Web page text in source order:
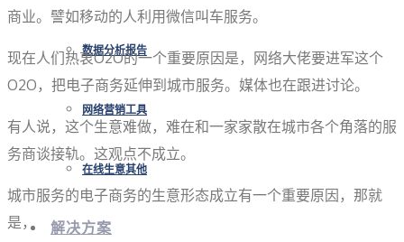
数据分析报告
网络营销工具
在线生意其他
解决方案
商业。譬如移动的人利用微信叫车服务。
现在人们热衷O2O的一个重要原因是，网络大佬要进军这个
O2O，把电子商务延伸到城市服务。媒体也在跟进讨论。
有人说，这个生意难做，难在和一家家散在城市各个角落的服
务商谈接轨。这观点不成立。
城市服务的电子商务的生意形态成立有一个重要原因，那就
是，